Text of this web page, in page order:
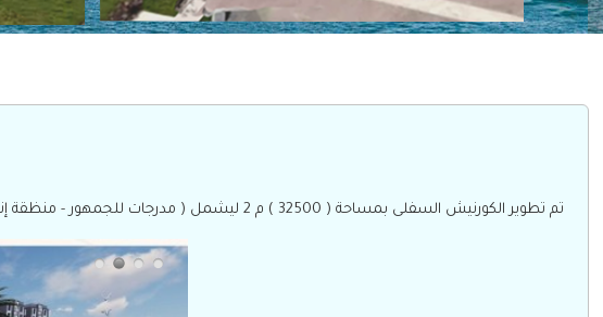
تم تطوير الكورنيش السفلى بمساحة ( 32500 ) م 2 ليشمل ( مدرجات للجمهور - منظقة إنتظار حضارية - كافيهات ومطاعم - برجولات خشبية - تنسيق الموقع العام - منطقة ألعاب أطفال )